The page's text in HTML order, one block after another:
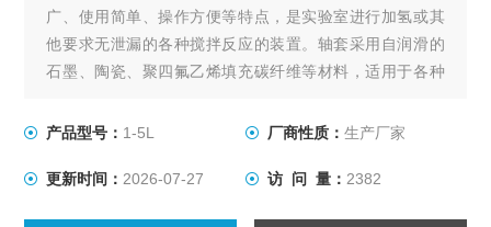
广、使用简单、操作方便等特点，是实验室进行加氢或其
他要求无泄漏的各种搅拌反应的装置。轴套采用自润滑的
石墨、陶瓷、聚四氟乙烯填充碳纤维等材料，适用于各种
产品型号： 1-5L 厂商性质： 生产厂家
更新时间： 2026-07-27 访 问 量： 2382